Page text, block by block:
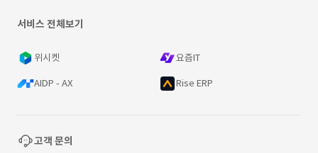
서비스 전체보기
위시켓 요즘IT
AIDP - AX Rise ERP
고객 문의